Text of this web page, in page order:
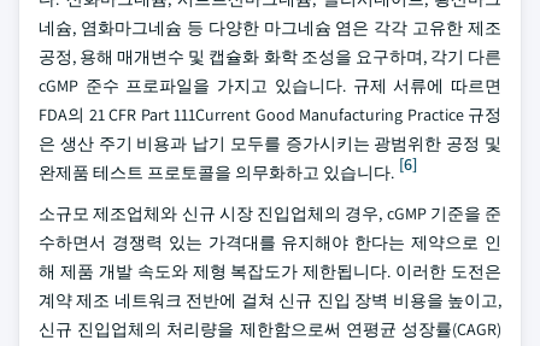
네슘, 염화마그네슘 등 다양한 마그네슘 염은 각각 고유한 제조
공정, 용해 매개변수 및 캡슐화 화학 조성을 요구하며, 각기 다른
cGMP 준수 프로파일을 가지고 있습니다. 규제 서류에 따르면
FDA의 21 CFR Part 111Current Good Manufacturing Practice 규정
은 생산 주기 비용과 납기 모두를 증가시키는 광범위한 공정 및
완제품 테스트 프로토콜을 의무화하고 있습니다. [6]
소규모 제조업체와 신규 시장 진입업체의 경우, cGMP 기준을 준
수하면서 경쟁력 있는 가격대를 유지해야 한다는 제약으로 인
해 제품 개발 속도와 제형 복잡도가 제한됩니다. 이러한 도전은
계약 제조 네트워크 전반에 걸쳐 신규 진입 장벽 비용을 높이고,
신규 진입업체의 처리량을 제한함으로써 연평균 성장률(CAGR)